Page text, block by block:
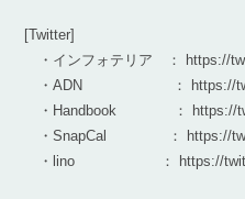
[Twitter]
・インフォテリア ： https://
・ADN ： https://
・Handbook ： https://
・SnapCal ： https://
・lino ： https://